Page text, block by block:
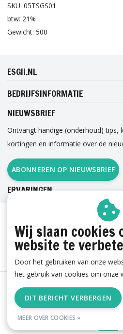
SKU: 05TSGS01
btw: 21%
Gewicht: 500
ESGII.NL
BEDRIJFSINFORMATIE
NIEUWSBRIEF
Ontvangt handige (onderhoud) tips,
kortingen en informatie over de
ABONNEREN OP NIEUWSBRIEF
ERVARINGEN
Algemene voorwaarden | Cookies
RSS Feed
© Copyright 2026 - esgii.nl | Realisatie
Wij slaan cookies
website te
Door het gebruiken van onze
het gebruik van cookies om onze
DIT BERICHT VERBERGEN
MEER OVER COOKIES »